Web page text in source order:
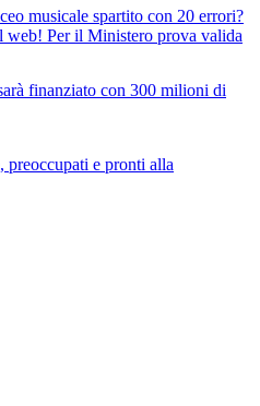
musicale spartito con 20 errori?
web! Per il Ministero prova valida
finanziato con 300 milioni di
e pronti alla